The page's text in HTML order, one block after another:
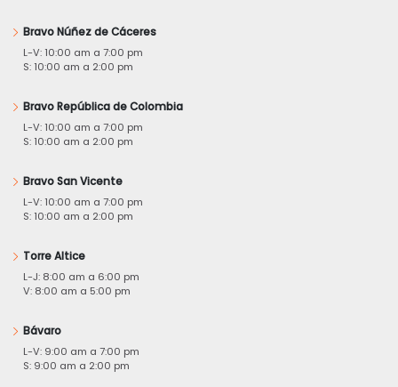
Bravo Núñez de Cáceres
L-V: 10:00 am a 7:00 pm
S: 10:00 am a 2:00 pm
Bravo República de Colombia
L-V: 10:00 am a 7:00 pm
S: 10:00 am a 2:00 pm
Bravo San Vicente
L-V: 10:00 am a 7:00 pm
S: 10:00 am a 2:00 pm
Torre Altice
L-J: 8:00 am a 6:00 pm
V: 8:00 am a 5:00 pm
Bávaro
L-V: 9:00 am a 7:00 pm
S: 9:00 am a 2:00 pm